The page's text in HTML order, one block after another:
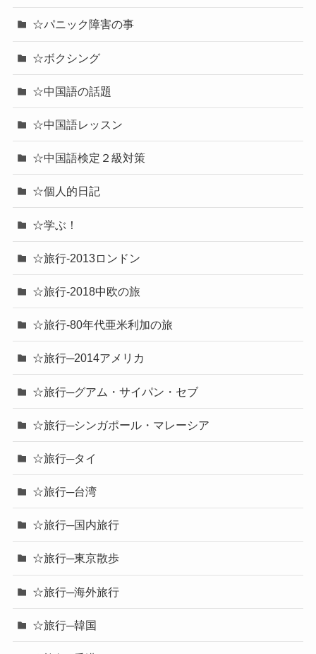
☆パニック障害の事
☆ボクシング
☆中国語の話題
☆中国語レッスン
☆中国語検定２級対策
☆個人的日記
☆学ぶ！
☆旅行-2013ロンドン
☆旅行-2018中欧の旅
☆旅行-80年代亜米利加の旅
☆旅行─2014アメリカ
☆旅行─グアム・サイパン・セブ
☆旅行─シンガポール・マレーシア
☆旅行─タイ
☆旅行─台湾
☆旅行─国内旅行
☆旅行─東京散歩
☆旅行─海外旅行
☆旅行─韓国